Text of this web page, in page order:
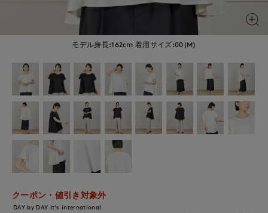
モデル身長:162cm 着用サイズ:00(M)
クーポン・値引き対象外
DAY by DAY It's international